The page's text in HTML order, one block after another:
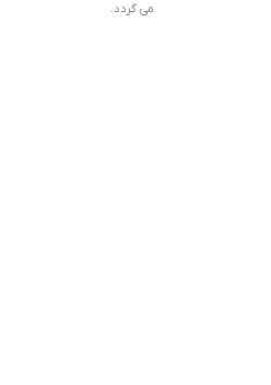
می گردد.